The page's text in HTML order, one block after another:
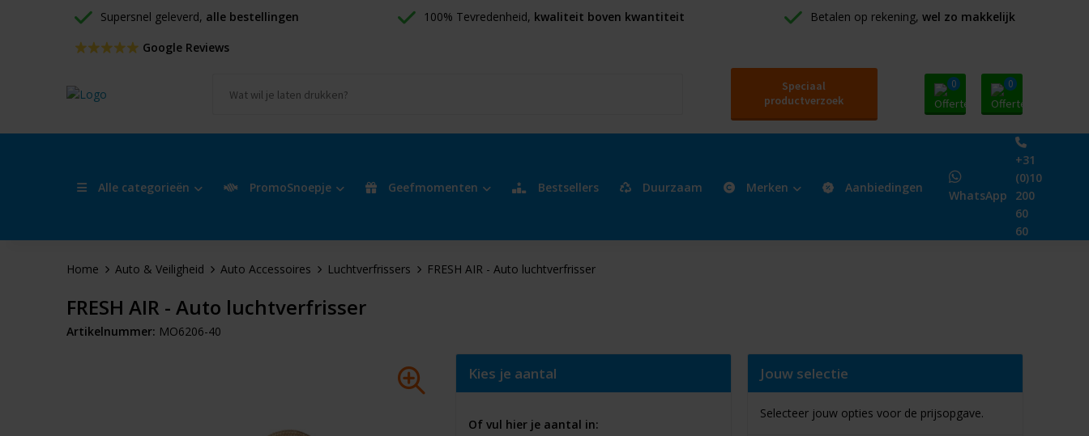
Supersnel geleverd, alle bestellingen 100% Tevredenheid, kwaliteit boven kwantiteit Betalen op rekening, wel zo makkelijk
Google Reviews
Speciaal
productverzoek
0 0
Alle categorieën PromoSnoepje Geefmomenten Bestsellers Duurzaam Merken Aanbiedingen
WhatsApp
+31
(0)10
200
60
60
Home Auto & Veiligheid Auto Accessoires Luchtverfrissers FRESH AIR - Auto luchtverfrisser
FRESH AIR - Auto luchtverfrisser
Artikelnummer: MO6206-40
Kies je aantal
Of vul hier je aantal in:
Jouw selectie
Selecteer jouw opties voor de prijsopgave.